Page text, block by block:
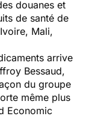
douanes et
de santé de
Mali,
arrive
Bessaud,
du groupe
même plus
Economic